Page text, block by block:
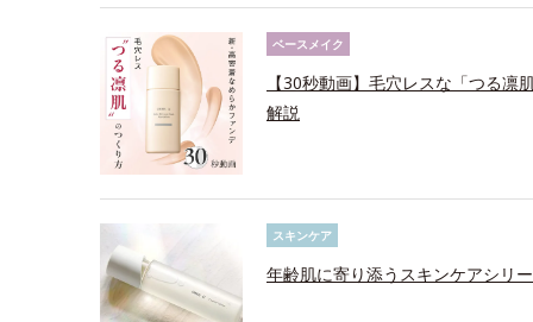
ベースメイク
【30秒動画】毛穴レスな「つる
解説
スキンケア
年齢肌に寄り添うスキンケアシリ